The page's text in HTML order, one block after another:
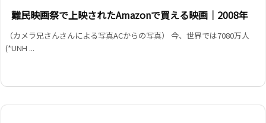
難民映画祭で上映されたAmazonで買える映画｜2008年
（カメラ兄さんさんによる写真ACからの写真） 今、世界では7080万人
(*UNH ...